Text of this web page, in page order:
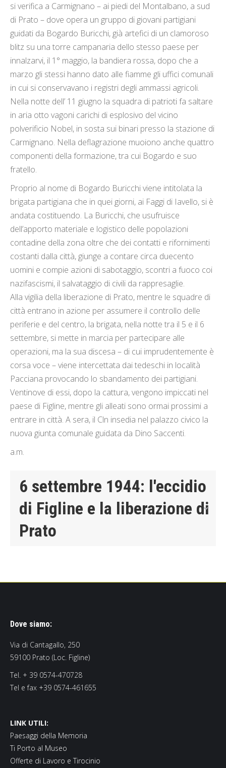
si verifica a Carmignano – ai piedi del Montalbano, a sud
di Prato – dove opera un gruppo di giovani partigiani
guidati da Bogardo Buricchi, già artefici di un clamoroso
blitz su una torre campanaria dello stesso paese per
innalzarvi, il 1° maggio, la bandiera rossa, dopo che a
marzo gli stessi hanno dato alle fiamme gli uffici comunali
in cui si conservavano i registri degli ammassi agricoli.
Nella notte dell’ 11 giugno la squadra di patrioti fa saltare
in aria otto vagoni carichi di esplosivo del vicino
polverificio Nobel, in sosta sui binari presso la stazione di
Carmignano. Nella deflagrazione muoiono anche quattro
componenti della formazione, tra cui Bogardo e suo
fratello.
Proprio al nome di Bogardo Buricchi viene intitolata la
brigata partigiana che in quei giorni, ai Faggi di Iavello, si è
andata costituendo. La Buricchi, che usufruisce
dell’apporto materiale e logistico delle popolazioni
contadine della zona oltre che dei contatti e rifornimenti
costanti dalla città, giunge a contare circa duecento
uomini e compie azioni di sabotaggio, scontri a fuoco coi
nazifascismi, il salvataggio di civili da rappresaglie.
Alla vigilia della liberazione di Prato, mentre le squadre di
città entrano in azione per assumere il controllo delle
periferie e del centro, la brigata, nella notte tra il 5 e il 6
settembre, si mette in marcia per partecipare alle
operazioni, ma la sua discesa – di cui imprudentemente è
corsa voce – viene intercettata dai tedeschi in località
Pacciana provocando lo sbandamento dei partigiani.
Ventinove di essi, dopo la cattura, vengono impiccati nel
paese di Figline, mentre gli alleati sono ormai prossimi a
entrare in città. A sera, il Cln insedia nel palazzo civico la
nuova giunta comunale guidata da Dino Saccenti.
a.m.
6 settembre 1944: l'eccidio
di Figline e la liberazione di
Prato
Dove siamo:
Via di Cantagallo, 250
59100 Prato (Loc. Figline)
Tel. + 39 0574-470728
Tel e fax +39 0574-461655
LINK UTILI:
Paesaggi della Memoria
Ti Porto al Museo
Offerte di Lavoro e Tirocinio